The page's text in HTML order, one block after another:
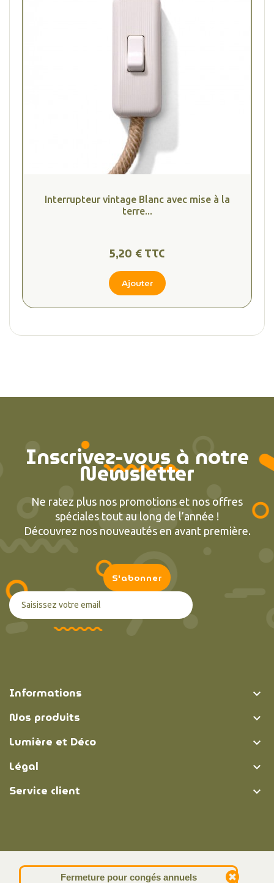
Interrupteur vintage Blanc avec mise à la
terre...
5,20 € TTC
Ajouter
Inscrivez-vous à notre
Newsletter
Ne ratez plus nos promotions et nos offres
spéciales tout au long de l’année !
Découvrez nos nouveautés en avant première.
Informations 
Nos produits 
Lumière et Déco 
Légal 
Service client 
© Lumière et Déco | 2026
Fermeture pour congés annuels